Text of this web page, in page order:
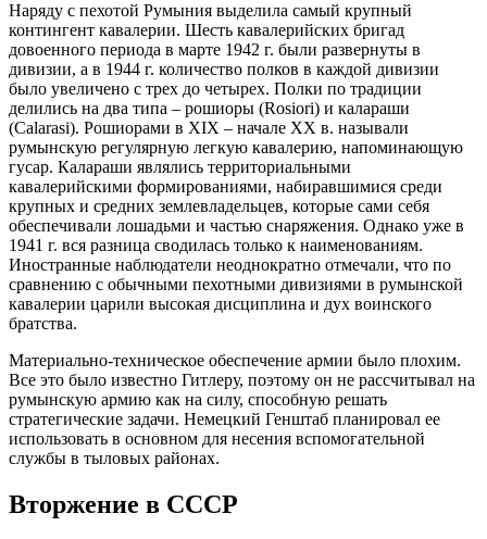
Наряду с пехотой Румыния выделила самый крупный
контингент кавалерии. Шесть кавалерийских бригад
довоенного периода в марте 1942 г. были развернуты в
дивизии, а в 1944 г. количество полков в каждой дивизии
было увеличено с трех до четырех. Полки по традиции
делились на два типа – рошиоры (Rosiori) и калараши
(Calarasi). Рошиорами в XIX – начале ХХ в. называли
румынскую регулярную легкую кавалерию, напоминающую
гусар. Калараши являлись территориальными
кавалерийскими формированиями, набиравшимися среди
крупных и средних землевладельцев, которые сами себя
обеспечивали лошадьми и частью снаряжения. Однако уже в
1941 г. вся разница сводилась только к наименованиям.
Иностранные наблюдатели неоднократно отмечали, что по
сравнению с обычными пехотными дивизиями в румынской
кавалерии царили высокая дисциплина и дух воинского
братства.
Материально-техническое обеспечение армии было плохим.
Все это было известно Гитлеру, поэтому он не рассчитывал на
румынскую армию как на силу, способную решать
стратегические задачи. Немецкий Генштаб планировал ее
использовать в основном для несения вспомогательной
службы в тыловых районах.
Вторжение в СССР